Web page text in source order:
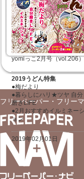
2019年06月01日
yomiっこ2月号（vol.206）
2019うどん特集
●梅だより
●暮らしにハリ★ツヤ 自分
磨きLIFE
●2月おすすめイルミネーシ
ョン
2019年02月01日
フリーペーパー・フリー